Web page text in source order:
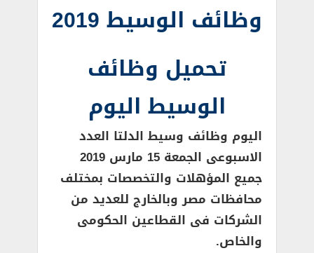
وظائف الوسيط 2019
تحميل وظائف
الوسيط اليوم
اليوم وظائف وسيط الدلتا العدد
الاسبوعى الجمعة 15 مارس 2019
جميع المؤهلات والتخصصات بمختلف
محافظات مصر وبالخارج للعديد من
الشركات فى القطاعين الحكومى
والخاص.